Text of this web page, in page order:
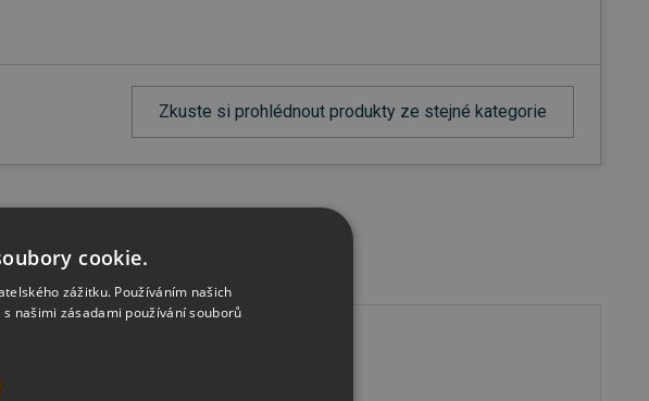
Zkuste si prohlédnout produkty ze stejné kategorie
cookie.
zážitku. Používáním našich
našimi zásadami používání souborů